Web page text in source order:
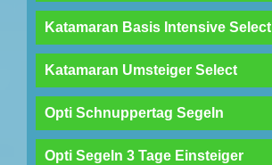
Katamaran Basis Intensive Select
Katamaran Umsteiger Select
Opti Schnuppertag Segeln
Opti Segeln 3 Tage Einsteiger